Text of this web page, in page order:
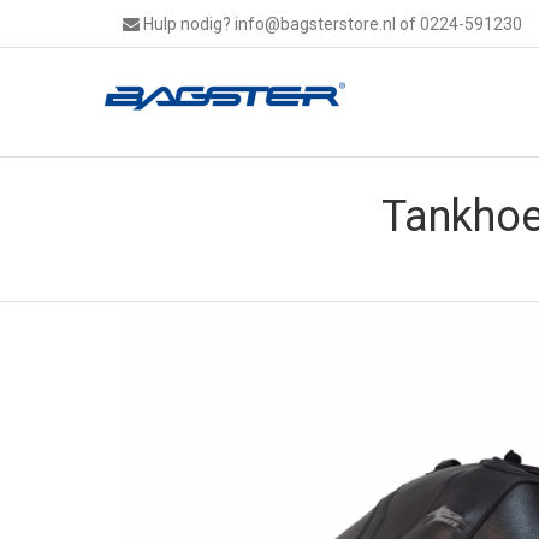
Hulp nodig? info@bagsterstore.nl of 0224-591230